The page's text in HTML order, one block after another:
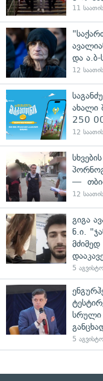
11
და ა.ბ-
12
ახალი
250
12
—
12
გიგა
ნ.ი.
მძიმედ
5
სრული
5